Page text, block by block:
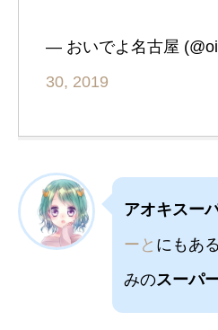
— おいでよ名古屋
30, 2019
アオキスー
ーと にもあ
みのスーパ